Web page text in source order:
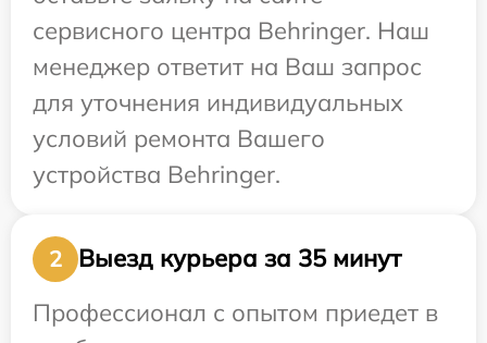
сервисного центра Behringer. Наш
менеджер ответит на Ваш запрос
для уточнения индивидуальных
условий ремонта Вашего
устройства Behringer.
2
Выезд курьера за 35 минут
Профессионал с опытом приедет в